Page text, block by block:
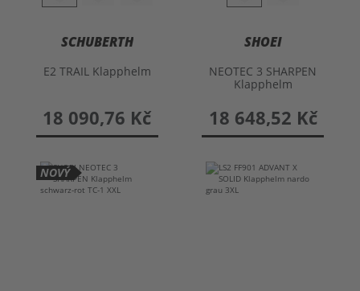
SCHUBERTH
E2 TRAIL Klapphelm
18 090,76 Kč
SHOEI
NEOTEC 3 SHARPEN
Klapphelm
18 648,52 Kč
NOVÝ